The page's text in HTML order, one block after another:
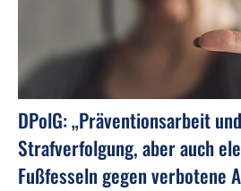
DPolG: „Präventionsarbeit
Strafverfolgung, aber auch
Fußfesseln gegen verbotene